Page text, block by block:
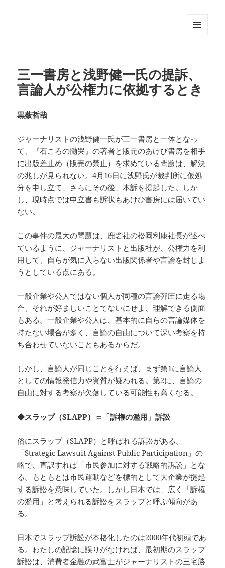
三一書房と浅野健一氏の提訴、
言論人が公権力に依拠するとき
黒薮哲哉
ジャーナリストの浅野健一氏が三一書房と一体となっ
て、『石ころの慟哭』の著者と版元のあけび書房を相手
に出版差止め（販売の禁止）を求めている問題は、解決
の兆しが見られない。4月16日に浅野氏が裁判所に仮処
分を申し立て、さらにその後、本訴を提起した。しか
し、現時点では申立書も訴状もあけび書房には届いてい
ない。
この事件の最大の問題は、鹿砦社の松岡利康社長が述べ
ているように、ジャーナリストと出版社が、公権力を利
用して、自らが気に入らない出版関係者や言論を封じよ
うとしている点にある。
一般企業や公人ではない個人が同種の言論弾圧に走る場
合、それが好ましいことでないにせよ、理解できる側面
もある。一般企業や公人は、基本的に自らの言論媒体を
持たない場合が多く、言論の自由について深い考察を持
ち合わせていないこともあるからだ。
しかし、言論人が同じことを行えば、まず第1に言論人
としての情報発信力や資質が疑われる。第2に、言論の
自由に対する考察が欠落している可能性も高くなる。
◆スラップ（SLAPP）＝「訴権の濫用」訴訟
俗にスラップ（SLAPP）と呼ばれる訴訟がある。
「Strategic Lawsuit Against Public Participation」の
略で、直訳すれば「市民参加に対する戦略的訴訟」とな
る。もともとは市民運動などを標的として大企業が提起
する訴訟を意味していた。しかし日本では、広く「訴権
の濫用」と考えられる訴訟をスラップと呼ぶ傾向があ
る。
日本でスラップ訴訟が本格化したのは2000年代初頭であ
る。わたしの記憶に誤りがなければ、最初期のスラップ
訴訟は、消費者金融の武富士がジャーナリストの三宅勝